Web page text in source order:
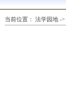
当前位置： 法学园地 ->